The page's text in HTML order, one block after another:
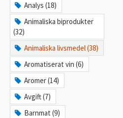
Analys (18)
Animaliska biprodukter
(32)
Animaliska livsmedel (38)
Aromatiserat vin (6)
Aromer (14)
Avgift (7)
Barnmat (9)